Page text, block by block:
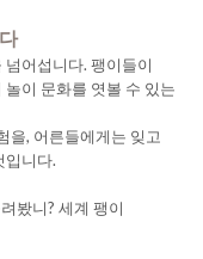
어섭니다. 팽이들이
이 문화를 엿볼 수 있는
을, 어른들에게는 잊고
입니다.
봤니? 세계 팽이